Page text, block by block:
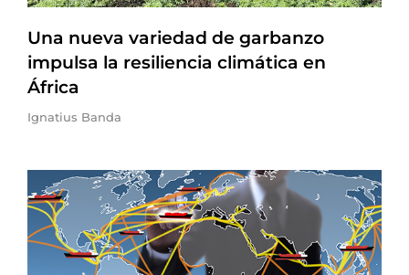
Una nueva variedad de garbanzo
impulsa la resiliencia climática en
África
Ignatius Banda